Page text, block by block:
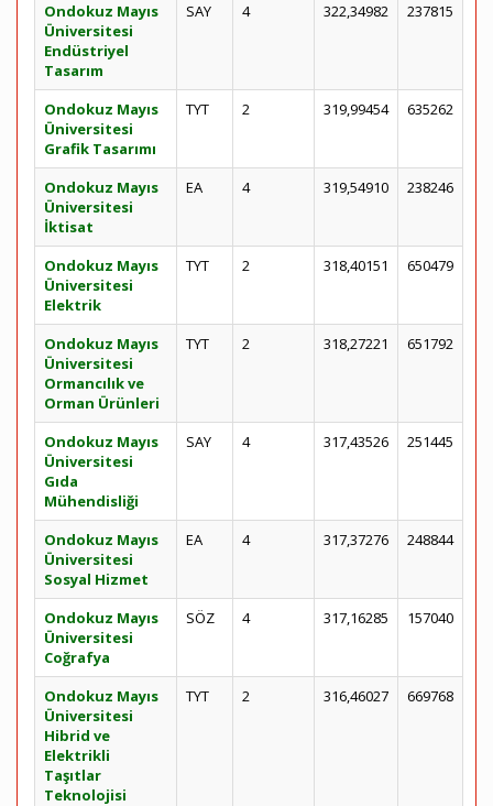
Ondokuz Mayıs
Üniversitesi
Endüstriyel
Tasarım
SAY 4 322,34982 237815
Ondokuz Mayıs
Üniversitesi
Grafik Tasarımı
TYT 2 319,99454 635262
Ondokuz Mayıs
Üniversitesi
İktisat
EA 4 319,54910 238246
Ondokuz Mayıs
Üniversitesi
Elektrik
TYT 2 318,40151 650479
Ondokuz Mayıs
Üniversitesi
Ormancılık ve
Orman Ürünleri
TYT 2 318,27221 651792
Ondokuz Mayıs
Üniversitesi
Gıda
Mühendisliği
SAY 4 317,43526 251445
Ondokuz Mayıs
Üniversitesi
Sosyal Hizmet
EA 4 317,37276 248844
Ondokuz Mayıs
Üniversitesi
Coğrafya
SÖZ 4 317,16285 157040
Ondokuz Mayıs
Üniversitesi
Hibrid ve
Elektrikli
Taşıtlar
Teknolojisi
TYT 2 316,46027 669768